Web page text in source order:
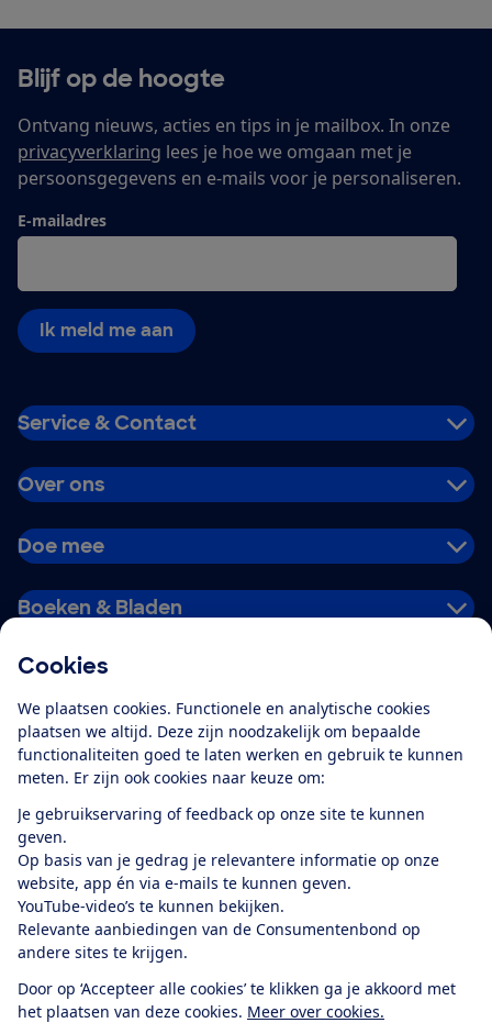
Cookies
We plaatsen cookies. Functionele en analytische cookies
plaatsen we altijd. Deze zijn noodzakelijk om bepaalde
functionaliteiten goed te laten werken en gebruik te kunnen
meten. Er zijn ook cookies naar keuze om:
Je gebruikservaring of feedback op onze site te kunnen
geven.
Op basis van je gedrag je relevantere informatie op onze
website, app én via e-mails te kunnen geven.
YouTube-video’s te kunnen bekijken.
Relevante aanbiedingen van de Consumentenbond op
andere sites te krijgen.
Door op ‘Accepteer alle cookies’ te klikken ga je akkoord met
het plaatsen van deze cookies. Meer over cookies.
Blijf op de hoogte
Ontvang nieuws, acties en tips in je mailbox. In onze
privacyverklaring lees je hoe we omgaan met je
persoonsgegevens en e-mails voor je personaliseren.
E-mailadres
Ik meld me aan
Service & Contact
Over ons
Doe mee
Boeken & Bladen
Alles over de
app
Algemene Voorwaarden
Privacyverklaring
Cookiebeleid
Privacyvoorkeuren
Toegankelijkheid
RSS-feed nieuws
FacebookTwitterInstagram
YoutubeLinkedIn